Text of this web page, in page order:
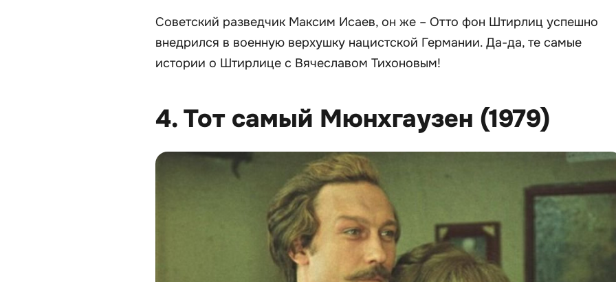
Советский разведчик Максим Исаев, он же – Отто фон Штирлиц успешно
внедрился в военную верхушку нацистской Германии. Да-да, те самые
истории о Штирлице с Вячеславом Тихоновым!
4. Тот самый Мюнхгаузен (1979)